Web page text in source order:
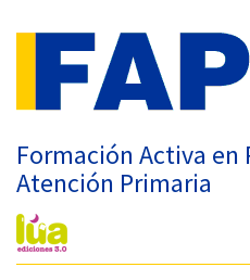
Formación Activa en
Atención Primaria